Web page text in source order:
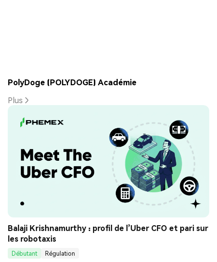
PolyDoge (POLYDOGE) Académie
Plus
Balaji Krishnamurthy : profil de l’Uber CFO et pari sur
les robotaxis
Débutant
Régulation